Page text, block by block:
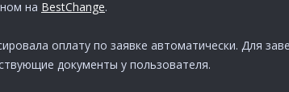
на BestChange.
оплату по заявке автоматически. Для
документы у пользователя.